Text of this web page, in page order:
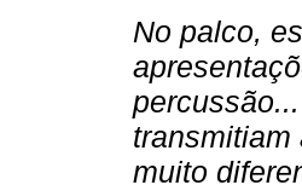
No palco,
transmitiam
muito